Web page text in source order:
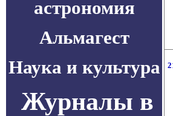
астрономия
Альмагест
Наука и культура
Журналы в